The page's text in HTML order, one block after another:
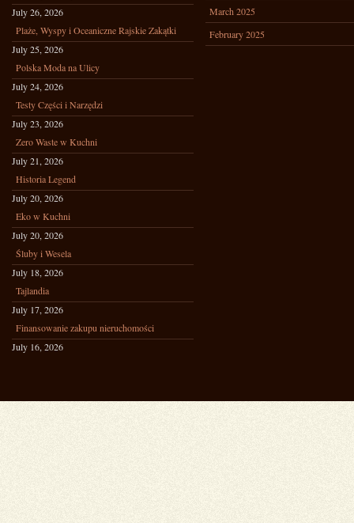
July 26, 2026
Plaże, Wyspy i Oceaniczne Rajskie Zakątki
July 25, 2026
Polska Moda na Ulicy
July 24, 2026
Testy Części i Narzędzi
July 23, 2026
Zero Waste w Kuchni
July 21, 2026
Historia Legend
July 20, 2026
Eko w Kuchni
July 20, 2026
Śluby i Wesela
July 18, 2026
Tajlandia
July 17, 2026
Finansowanie zakupu nieruchomości
July 16, 2026
March 2025
February 2025